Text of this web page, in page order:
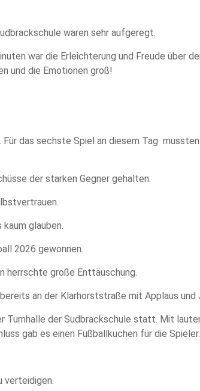
waren sehr aufgeregt.
war die Erleichterung und Freude über
und die Emotionen groß!
das sechste Spiel an diesem Tag
der starken Gegner gehalten.
glauben.
2026 gewonnen.
herrschte große Enttäuschung.
an der Klarhorststraße mit Applaus und
Turnhalle der Sudbrackschule statt. Mit
gab es einen Fußballkuchen für die Spieler.
verteidigen.